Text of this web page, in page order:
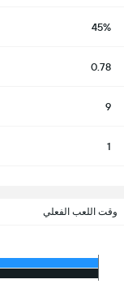
45%
0.78
9
1
وقت اللعب الفعلي